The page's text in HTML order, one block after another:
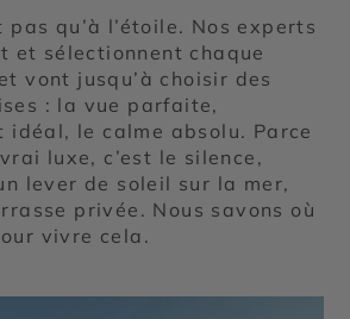
qu’à l’étoile. Nos experts
et sélectionnent chaque
vont jusqu’à choisir des
: la vue parfaite,
idéal, le calme absolu. Parce
luxe, c’est le silence,
lever de soleil sur la mer,
privée. Nous savons où
vivre cela.